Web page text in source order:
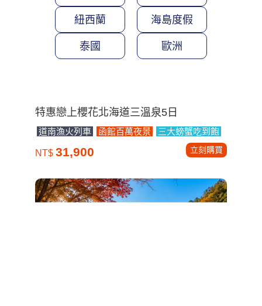
紐西蘭 海島度假
泰國 歐洲
特惠戀上櫻花北海道三溫泉5日
道南漁火列車 函館百萬夜景 三大螃蟹吃到飽
NT$ 31,900 立刻購買